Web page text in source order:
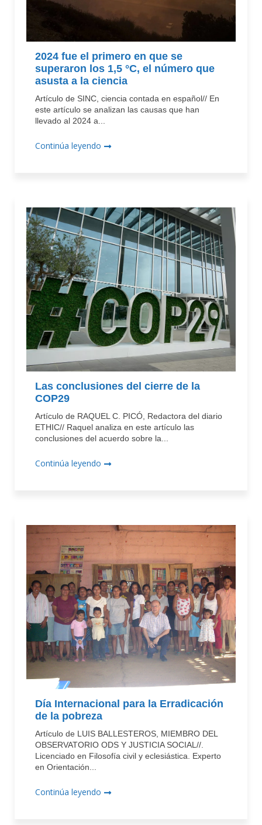
2024 fue el primero en que se
superaron los 1,5 °C, el número que
asusta a la ciencia
Artículo de SINC, ciencia contada en español// En
este artículo se analizan las causas que han
llevado al 2024 a...
Continúa leyendo
Las conclusiones del cierre de la
COP29
Artículo de RAQUEL C. PICÓ, Redactora del diario
ETHIC// Raquel analiza en este artículo las
conclusiones del acuerdo sobre la...
Continúa leyendo
Día Internacional para la Erradicación
de la pobreza
Artículo de LUIS BALLESTEROS, MIEMBRO DEL
OBSERVATORIO ODS Y JUSTICIA SOCIAL//.
Licenciado en Filosofía civil y eclesiástica. Experto
en Orientación...
Continúa leyendo